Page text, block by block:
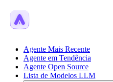
Agente Mais Recente
Agente em Tendência
Agente Open Source
Lista de Modelos LLM